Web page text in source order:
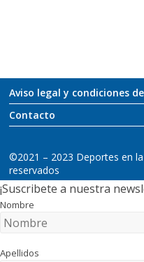
Aviso legal y condiciones
Contacto
©2021 – 2023 Deportes en
reservados
¡Suscribete a nuestra
Nombre
Apellidos